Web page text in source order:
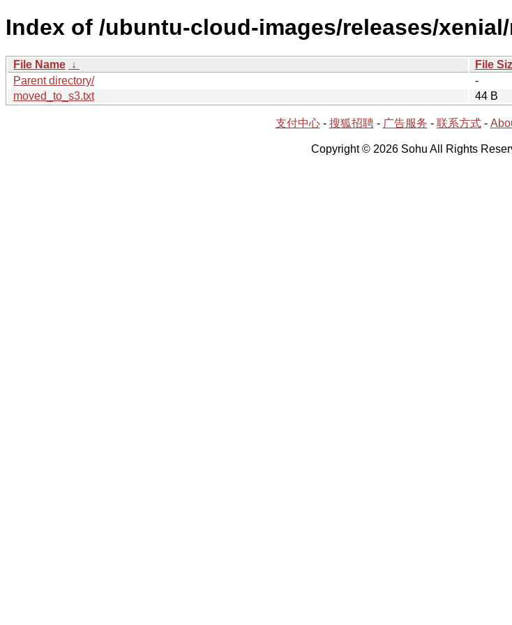
Index of /ubuntu-cloud-images/releases/xenial/
File Name ↓ File
Parent directory/
-
moved_to_s3.txt
44 B
支付中心- 搜狐招聘- 广告服务 - 联系方式-
Copyright © 2026 Sohu All Rights